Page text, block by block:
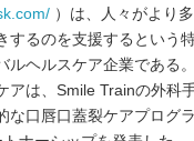
）は、人々がより
するのを支援するという
ルヘルスケア企業である
アは、Smile Trainの外科
な口唇口蓋裂ケアプログ